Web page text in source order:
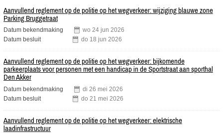
OVERZICHTSLIJST
DOCUMENTEN
Aanvullend reglement op de politie op het wegverkeer: wijziging blauwe zone
Parking Bruggetraat
Datum bekendmaking wo 24 jun 2026
Datum besluit
do 18 jun 2026
Aanvullend reglement op de politie op het wegverkeer: bijkomende
parkeerplaats voor personen met een handicap in de Sportstraat aan sporthal
Den Akker
Datum bekendmaking di 26 mei 2026
Datum besluit
do 21 mei 2026
Aanvullend reglement op de politie op het wegverkeer: elektrische
laadinfrastructuur